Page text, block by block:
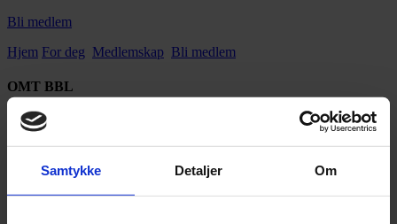
Samtykke Detaljer Om
Bli medlem
Hjem For deg Medlemskap Bli medlem
OMT BBL
Ofoten Midt-Troms Boligbyggelag ble stiftet under navnet Narvik
Vi tilbyr et bredt spekter av tjenester tilpasset det moderne